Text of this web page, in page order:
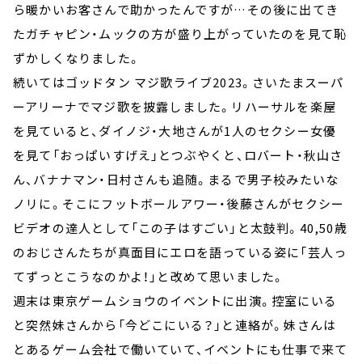
ら暖かいお客さんで助かったんですが…その後に出てき
たガチャピン・ムックの方が盛り上がっていたのを見て恥
ずかしくなりました。
続いてはゴッドタン マジ歌ライブ2023。さいたまスーパ
ーアリーナでマジ歌を披露しました。リハーサルを楽屋
を見ていると、ダイノジ・大地さんが1人のセクシー女優
を見て「おっぱいすげえ」とつぶやくと、ロバート・秋山さ
ん、バナナマン・日村さんも追随。まるで男子校みたいな
ノリに。そこにフットボールアワー・後藤さんがセクシー
ビデオの達人として「この子はすごい」と太鼓判。40,50歳
のおじさんたちが真面目にエロを語っている姿に「芸人っ
てずっとこうなのかよ！」と改めて思いました。
週末は東京ゲームショウのイベントに出演。控室にいる
と突然妹さんから「今どこにいる？」と連絡が。妹さんは
とあるゲーム会社で働いていて、イベントにも仕事で来て